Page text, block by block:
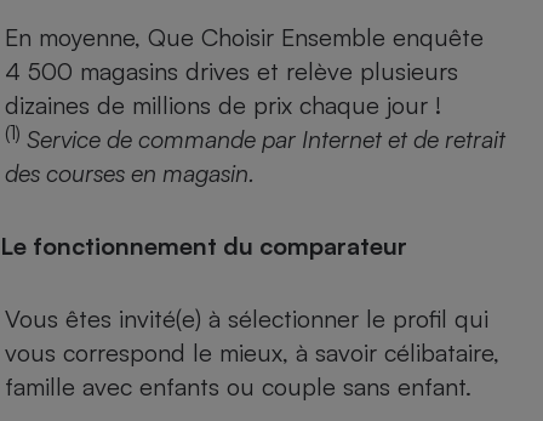
En moyenne, Que Choisir Ensemble enquête
4 500 magasins drives et relève plusieurs
dizaines de millions de prix chaque jour !
(1) Service de commande par Internet et de retrait
des courses en magasin.
Le fonctionnement du comparateur
Vous êtes invité(e) à sélectionner le profil qui
vous correspond le mieux, à savoir célibataire,
famille avec enfants ou couple sans enfant.